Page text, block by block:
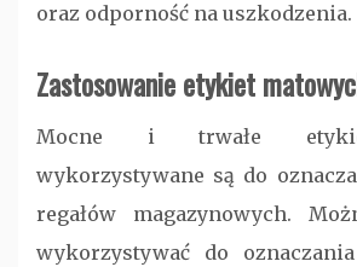
oraz odporność na uszkodzenia.
Zastosowanie etykiet
Mocne i trwałe
wykorzystywane są do
regałów magazynowych.
wykorzystywać do